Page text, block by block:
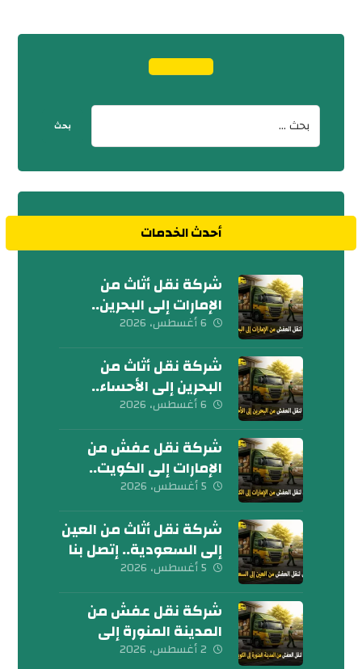
أحدث الخدمات
شركة نقل أثاث من
الإمارات إلى البحرين..
كلمنا الآن
6 أغسطس، 2026
شركة نقل أثاث من
البحرين إلى الأحساء..
إتصل بنا الآن
6 أغسطس، 2026
شركة نقل عفش من
الإمارات إلى الكويت..
تواصل معنا الآن
5 أغسطس، 2026
شركة نقل أثاث من العين
إلى السعودية.. إتصل بنا
اليوم
5 أغسطس، 2026
شركة نقل عفش من
المدينة المنورة إلى
الكويت 0539600777
2 أغسطس، 2026